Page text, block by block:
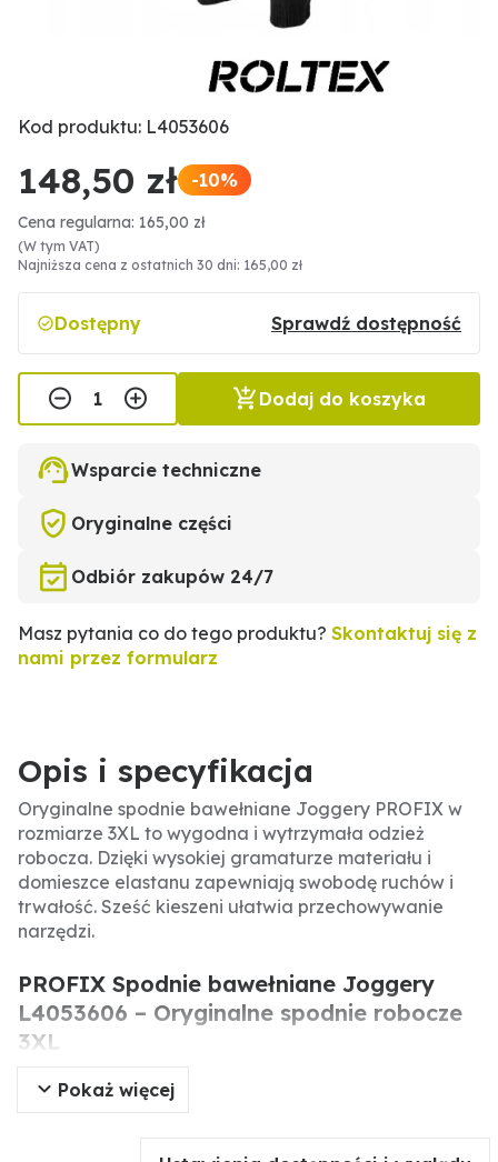
Kod produktu: L4053606
148,50 zł -10%
Cena regularna: 165,00 zł
(W tym VAT)
Najniższa cena z ostatnich 30 dni: 165,00 zł
Dostępny Sprawdź dostępność
Dodaj do koszyka
Wsparcie techniczne
Oryginalne części
Odbiór zakupów 24/7
Masz pytania co do tego produktu? Skontaktuj się z
nami przez formularz
Opis i specyfikacja
Oryginalne spodnie bawełniane Joggery PROFIX w
rozmiarze 3XL to wygodna i wytrzymała odzież
robocza. Dzięki wysokiej gramaturze materiału i
domieszce elastanu zapewniają swobodę ruchów i
trwałość. Sześć kieszeni ułatwia przechowywanie
narzędzi.
PROFIX Spodnie bawełniane Joggery
L4053606 – Oryginalne spodnie robocze
3XL
Oryginalne spodnie bawełniane Joggery marki
PROFIX to doskonały wybór do wymagających prac.
Wykonane z wytrzymałej bawełny o gramaturze 415
Pokaż więcej